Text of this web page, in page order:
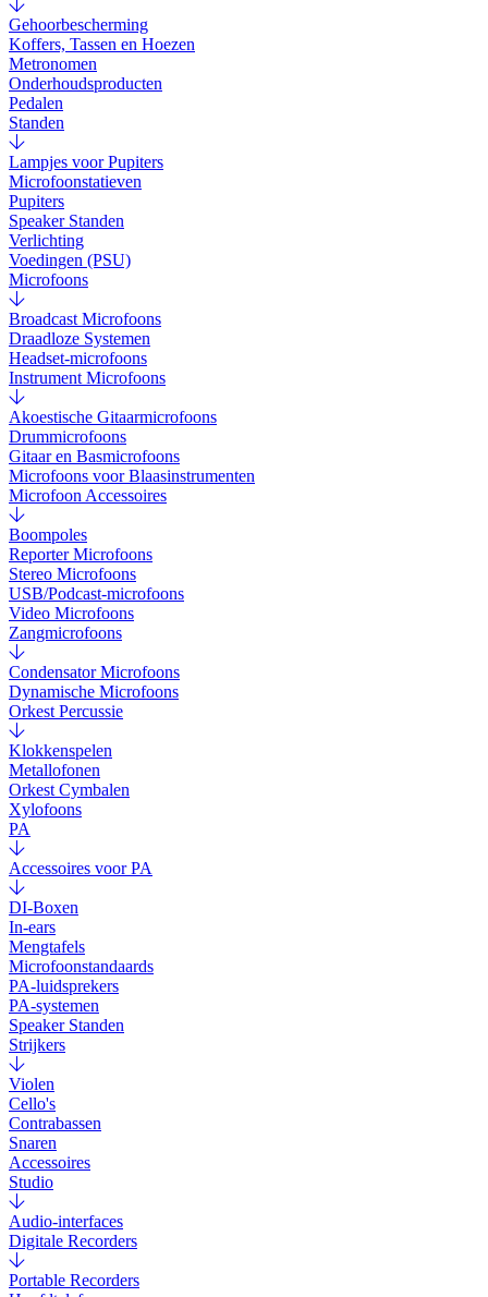
Gehoorbescherming
Koffers, Tassen en Hoezen
Metronomen
Onderhoudsproducten
Pedalen
Standen
Lampjes voor Pupiters
Microfoonstatieven
Pupiters
Speaker Standen
Verlichting
Voedingen (PSU)
Microfoons
Broadcast Microfoons
Draadloze Systemen
Headset-microfoons
Instrument Microfoons
Akoestische Gitaarmicrofoons
Drummicrofoons
Gitaar en Basmicrofoons
Microfoons voor Blaasinstrumenten
Microfoon Accessoires
Boompoles
Reporter Microfoons
Stereo Microfoons
USB/Podcast-microfoons
Video Microfoons
Zangmicrofoons
Condensator Microfoons
Dynamische Microfoons
Orkest Percussie
Klokkenspelen
Metallofonen
Orkest Cymbalen
Xylofoons
PA
Accessoires voor PA
DI-Boxen
In-ears
Mengtafels
Microfoonstandaards
PA-luidsprekers
PA-systemen
Speaker Standen
Strijkers
Violen
Cello's
Contrabassen
Snaren
Accessoires
Studio
Audio-interfaces
Digitale Recorders
Portable Recorders